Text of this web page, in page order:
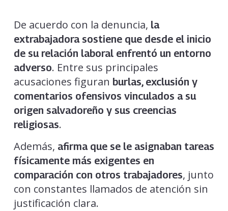
De acuerdo con la denuncia, la
extrabajadora sostiene que desde el inicio
de su relación laboral enfrentó un entorno
adverso. Entre sus principales
acusaciones figuran burlas, exclusión y
comentarios ofensivos vinculados a su
origen salvadoreño y sus creencias
religiosas.
Además, afirma que se le asignaban tareas
físicamente más exigentes en
comparación con otros trabajadores, junto
con constantes llamados de atención sin
justificación clara.